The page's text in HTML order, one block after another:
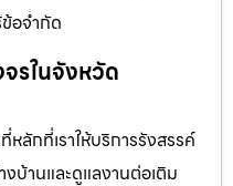
ข้อจำกัด
รในจังหวัด
ลักที่เราให้บริการรังสรรค์
งบ้านและดูแลงานต่อเติม